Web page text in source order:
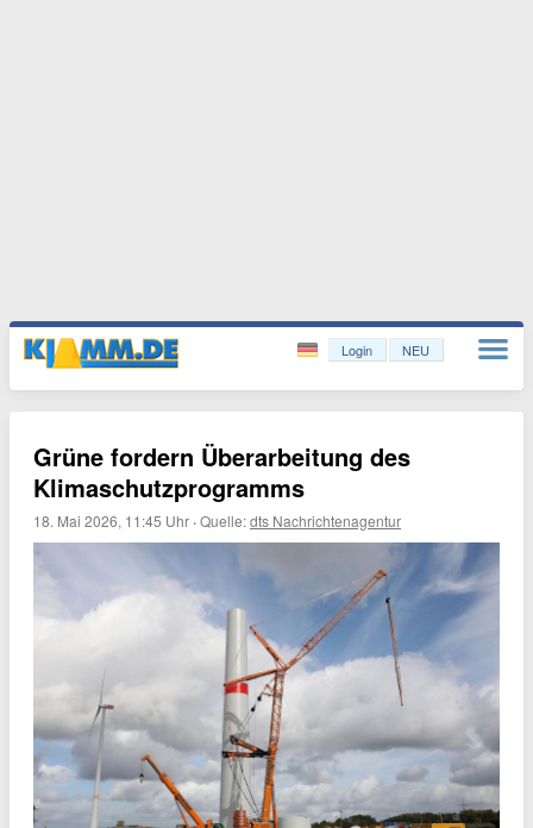
Login NEU
Grüne fordern Überarbeitung des
Klimaschutzprogramms
18. Mai 2026, 11:45 Uhr ·Quelle:dts Nachrichtenagentur